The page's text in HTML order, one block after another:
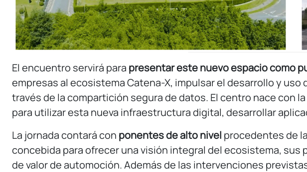
El encuentro servirá para presentar este nuevo espacio como
empresas al ecosistema Catena-X, impulsar el desarrollo y
través de la compartición segura de datos. El centro nace con
para utilizar esta nueva infraestructura digital, desarrollar
La jornada contará con ponentes de alto nivel procedentes de
concebida para ofrecer una visión integral del ecosistema,
de valor de automoción. Además de las intervenciones